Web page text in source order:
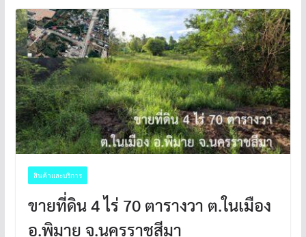
สินค้าและบริการ
ขายที่ดิน 4 ไร่ 70 ตารางวา ต.ในเมือง
อ.พิมาย จ.นครราชสีมา